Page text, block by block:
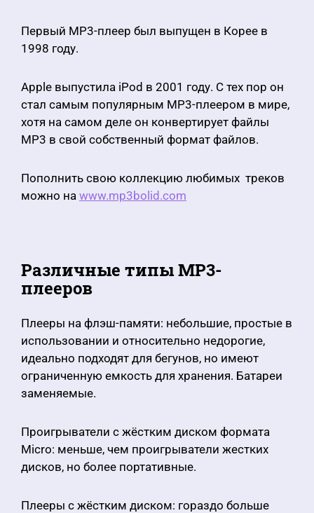
Первый MP3-плеер был выпущен в Корее в
1998 году.
Apple выпустила iPod в 2001 году. С тех пор он
стал самым популярным MP3-плеером в мире,
хотя на самом деле он конвертирует файлы
MP3 в свой собственный формат файлов.
Пополнить свою коллекцию любимых треков
можно на www.mp3bolid.com
Различные типы MP3-
плееров
Плееры на флэш-памяти: небольшие, простые в
использовании и относительно недорогие,
идеально подходят для бегунов, но имеют
ограниченную емкость для хранения. Батареи
заменяемые.
Проигрыватели с жёстким диском формата
Micro: меньше, чем проигрыватели жестких
дисков, но более портативные.
Плееры с жёстким диском: гораздо больше